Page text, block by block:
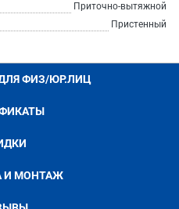
Приточно-вытяжной
Пристенный
ФИЗ/ЮР.ЛИЦ
И МОНТАЖ